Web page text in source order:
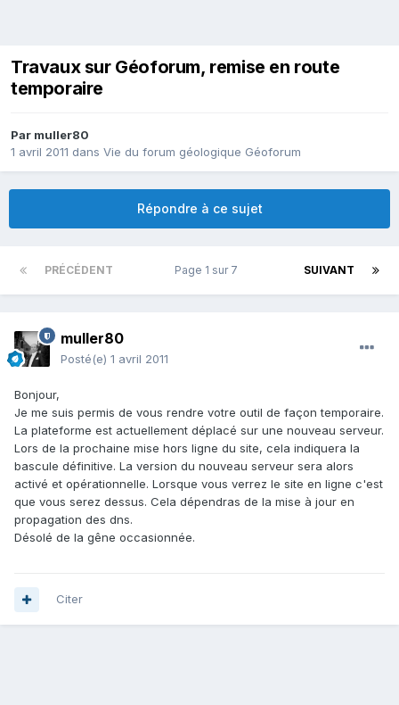
Travaux sur Géoforum, remise en route
temporaire
Par muller80
1 avril 2011 dans Vie du forum géologique Géoforum
Répondre à ce sujet
PRÉCÉDENT SUIVANT
Page 1 sur 7
muller80
Posté(e) 1 avril 2011
Bonjour,
Je me suis permis de vous rendre votre outil de façon temporaire.
La plateforme est actuellement déplacé sur une nouveau serveur.
Lors de la prochaine mise hors ligne du site, cela indiquera la
bascule définitive. La version du nouveau serveur sera alors
activé et opérationnelle. Lorsque vous verrez le site en ligne c'est
que vous serez dessus. Cela dépendras de la mise à jour en
propagation des dns.
Désolé de la gêne occasionnée.
Citer